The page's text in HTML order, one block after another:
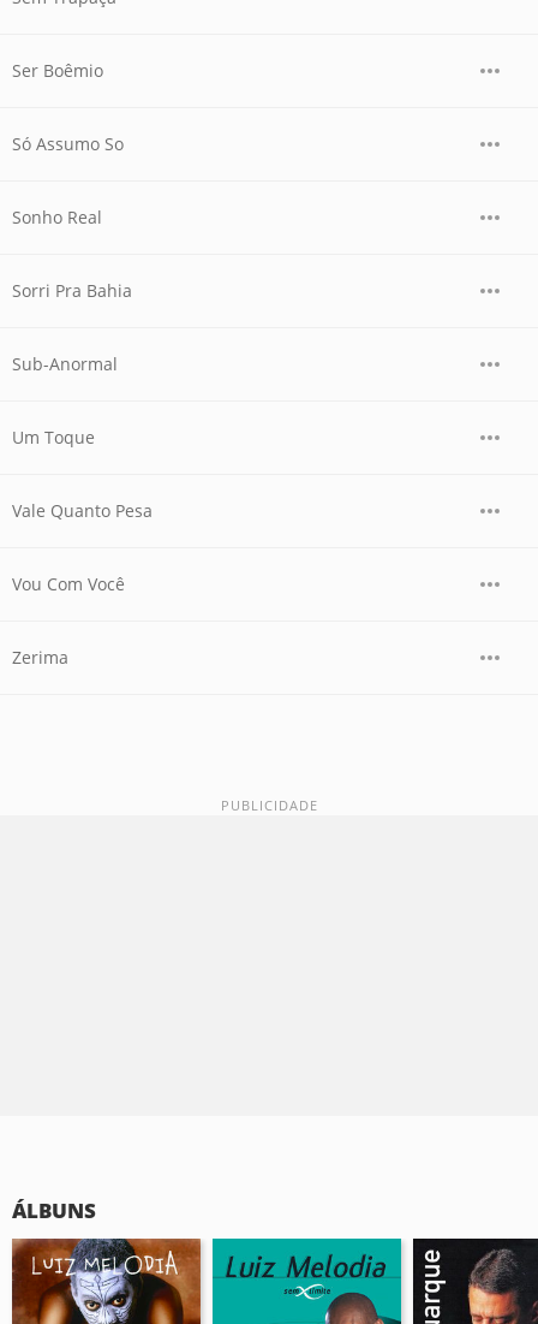
Ser Boêmio
Só Assumo So
Sonho Real
Sorri Pra Bahia
Sub-Anormal
Um Toque
Vale Quanto Pesa
Vou Com Você
Zerima
ÁLBUNS